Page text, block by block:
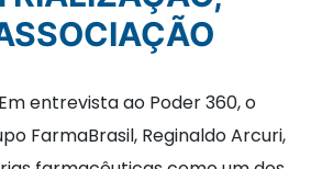
entrevista ao Poder 360, o
FarmaBrasil, Reginaldo Arcuri,